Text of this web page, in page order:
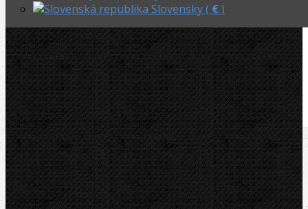
Slovensky ( €)